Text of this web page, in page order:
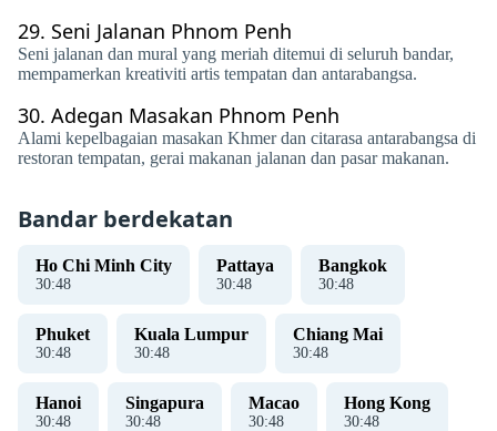
29. Seni Jalanan Phnom Penh
Seni jalanan dan mural yang meriah ditemui di seluruh bandar,
mempamerkan kreativiti artis tempatan dan antarabangsa.
30. Adegan Masakan Phnom Penh
Alami kepelbagaian masakan Khmer dan citarasa antarabangsa di
restoran tempatan, gerai makanan jalanan dan pasar makanan.
Bandar berdekatan
Ho Chi Minh City
30:48
Pattaya
30:48
Bangkok
30:48
Phuket
30:48
Kuala Lumpur
30:48
Chiang Mai
30:48
Hanoi
30:48
Singapura
30:48
Macao
30:48
Hong Kong
30:48